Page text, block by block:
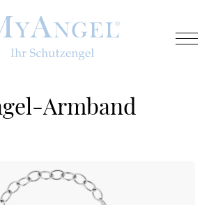
Armband